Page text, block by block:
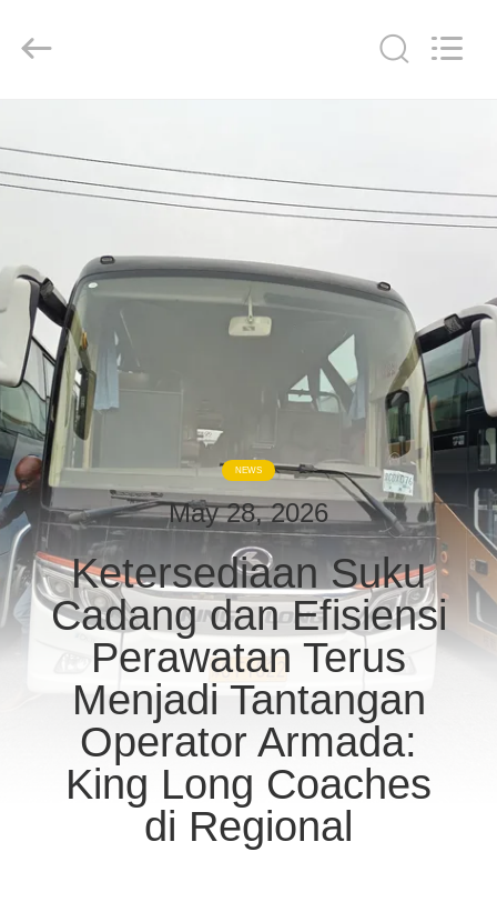
PRODUK
TENTANG
KAMI
TUR
PABRIK
KONTROL
KUALITAS
HUBUNGI
KAMI
PERMINTAAN
PENAWARAN
SITEMAP
LTD..
NEWS
May 28, 2026
Ketersediaan Suku
Cadang dan Efisiensi
Perawatan Terus
Menjadi Tantangan
Operator Armada:
King Long Coaches
di Regional